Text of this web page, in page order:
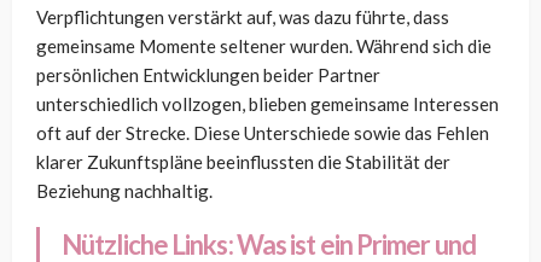
Verpflichtungen verstärkt auf, was dazu führte, dass
gemeinsame Momente seltener wurden. Während sich die
persönlichen Entwicklungen beider Partner
unterschiedlich vollzogen, blieben gemeinsame Interessen
oft auf der Strecke. Diese Unterschiede sowie das Fehlen
klarer Zukunftspläne beeinflussten die Stabilität der
Beziehung nachhaltig.
Nützliche Links:Was ist ein Primer und